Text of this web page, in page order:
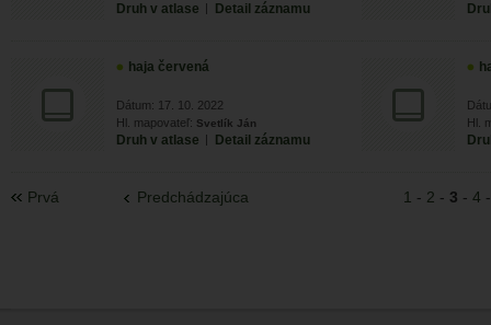
Druh v atlase | Detail záznamu
haja červená
Dátum: 17. 10. 2022
Hl. mapovateľ: Svetlík Ján
Druh v atlase | Detail záznamu
Hl.
Prvá Predchádzajúca 1 - 2 - 3 - 4